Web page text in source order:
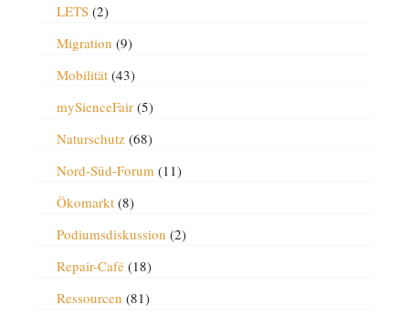
LETS(2)
Migration (9)
Mobilität(43)
mySienceFair(5)
Naturschutz(68)
Nord-Süd-Forum (11)
Ökomarkt(8)
Podiumsdiskussion (2)
Repair-Café(18)
Ressourcen (81)